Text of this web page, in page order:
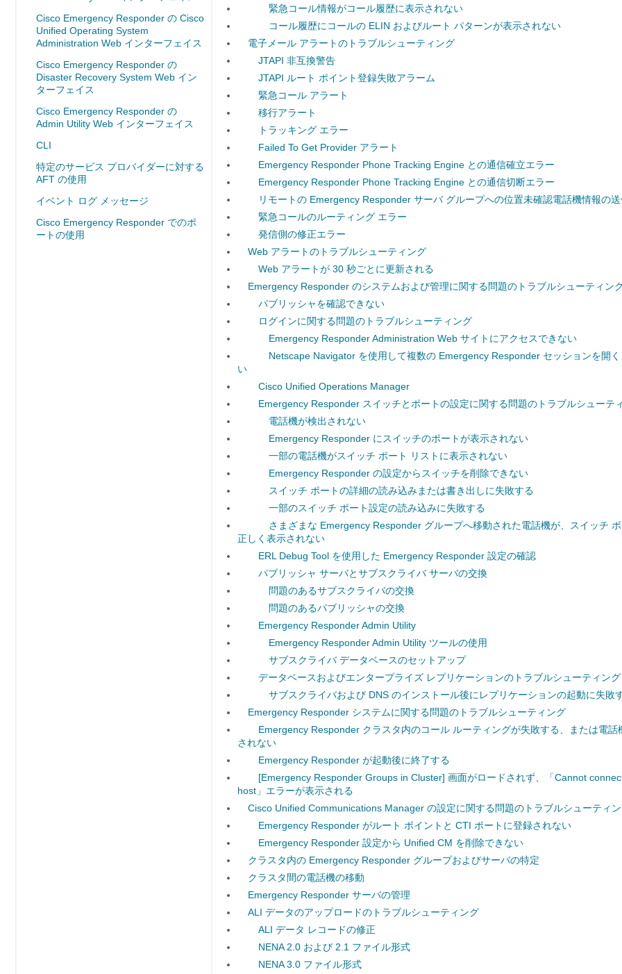
Cisco Emergency Responder の Cisco
Unified Operating System
Administration Web インターフェイス
Cisco Emergency Responder の
Disaster Recovery System Web イン
ターフェイス
Cisco Emergency Responder の
Admin Utility Web インターフェイス
CLI
特定のサービス プロバイダーに対する
AFT の使用
イベント ログ メッセージ
Cisco Emergency Responder でのポ
ートの使用
緊急コール情報がコール履歴に表示されない
コール履歴にコールの ELIN およびルート パターンが表示されない
電子メール アラートのトラブルシューティング
JTAPI 非互換警告
JTAPI ルート ポイント登録失敗アラーム
緊急コール アラート
移行アラート
トラッキング エラー
Failed To Get Provider アラート
Emergency Responder Phone Tracking Engine との通信確立エラー
Emergency Responder Phone Tracking Engine との通信切断エラー
リモートの Emergency Responder サーバ グループへの位置未確認電話機情報の
緊急コールのルーティング エラー
発信側の修正エラー
Web アラートのトラブルシューティング
Web アラートが 30 秒ごとに更新される
Emergency Responder のシステムおよび管理に関する問題のトラブルシューティン
パブリッシャを確認できない
ログインに関する問題のトラブルシューティング
Emergency Responder Administration Web サイトにアクセスできない
Netscape Navigator を使用して複数の Emergency Responder セッションを開
い
Cisco Unified Operations Manager
Emergency Responder スイッチとポートの設定に関する問題のトラブルシューテ
電話機が検出されない
Emergency Responder にスイッチのポートが表示されない
一部の電話機がスイッチ ポート リストに表示されない
Emergency Responder の設定からスイッチを削除できない
スイッチ ポートの詳細の読み込みまたは書き出しに失敗する
一部のスイッチ ポート設定の読み込みに失敗する
さまざまな Emergency Responder グループへ移動された電話機が、スイッチ
正しく表示されない
ERL Debug Tool を使用した Emergency Responder 設定の確認
パブリッシャ サーバとサブスクライバ サーバの交換
問題のあるサブスクライバの交換
問題のあるパブリッシャの交換
Emergency Responder Admin Utility
Emergency Responder Admin Utility ツールの使用
サブスクライバ データベースのセットアップ
データベースおよびエンタープライズ レプリケーションのトラブルシューティング
サブスクライバおよび DNS のインストール後にレプリケーションの起動に失敗
Emergency Responder システムに関する問題のトラブルシューティング
Emergency Responder クラスタ内のコール ルーティングが失敗する、または電話
されない
Emergency Responder が起動後に終了する
[Emergency Responder Groups in Cluster] 画面がロードされず、「Cannot
host」エラーが表示される
Cisco Unified Communications Manager の設定に関する問題のトラブルシューティ
Emergency Responder がルート ポイントと CTI ポートに登録されない
Emergency Responder 設定から Unified CM を削除できない
クラスタ内の Emergency Responder グループおよびサーバの特定
クラスタ間の電話機の移動
Emergency Responder サーバの管理
ALI データのアップロードのトラブルシューティング
ALI データ レコードの修正
NENA 2.0 および 2.1 ファイル形式
NENA 3.0 ファイル形式